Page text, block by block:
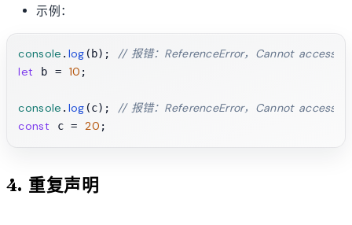
示例：
console . log (b); // 报错：ReferenceError，Cannot access
let b = 10 ;
console . log (c); // 报错：ReferenceError，Cannot access
const c = 20
4. 重复声明